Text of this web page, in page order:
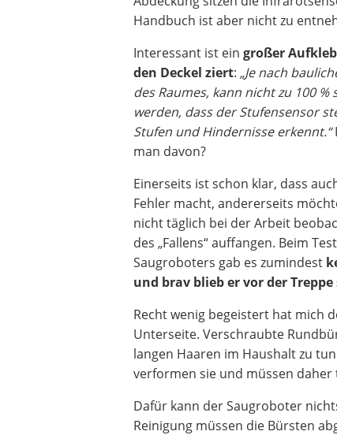
Handbuch ist aber nicht zu
Interessant ist ein großer
den Deckel ziert:„Je nach
des Raumes, kann nicht zu 100 %
werden, dass der Stufensensor
Stufen und Hindernisse erkennt.“
man davon?
Einerseits ist schon klar, dass
Fehler macht, andererseits
nicht täglich bei der Arbeit
des „Fallens“ auffangen. Beim
Saugroboters gab es zumindest
und brav blieb er vor der Treppe
Recht wenig begeistert hat mich
Unterseite. Verschraubte
langen Haaren im Haushalt zu
verformen sie und müssen
Dafür kann der Saugroboter
Reinigung müssen die Bürsten